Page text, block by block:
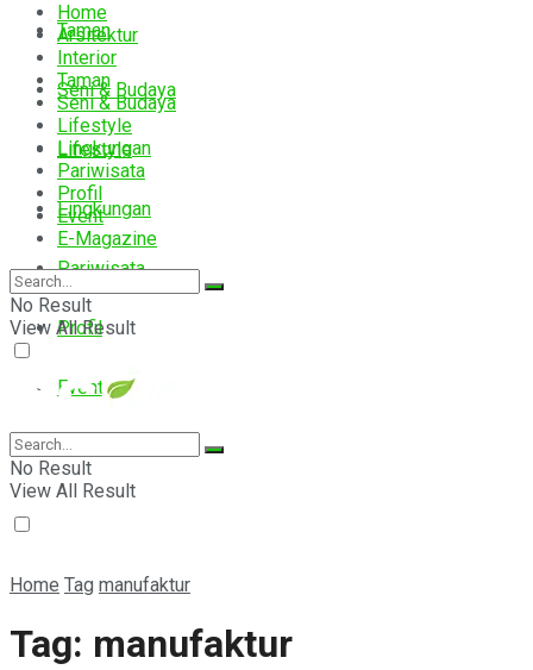
Taman
Seni & Budaya
Lifestyle
Lingkungan
Pariwisata
Profil
Event
E-Magazine
Home
Arsitektur
Interior
Taman
Seni & Budaya
Lifestyle
Lingkungan
Pariwisata
Profil
Event
E-Magazine
No Result
View All Result
No Result
View All Result
Home Tag manufaktur
Tag: manufaktur